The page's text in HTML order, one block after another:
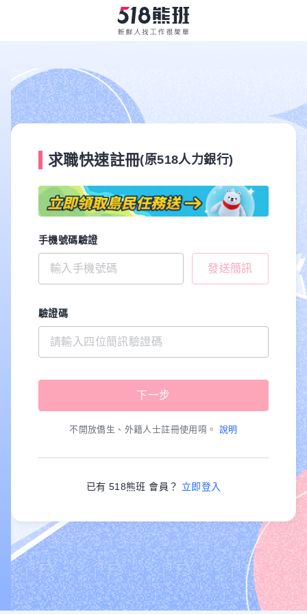
求職快速註冊(原518人力銀行)
手機號碼驗證
發送簡訊
驗證碼
不開放僑生、外籍人士註冊使用唷。 說明
已有 518熊班 會員？ 立即登入